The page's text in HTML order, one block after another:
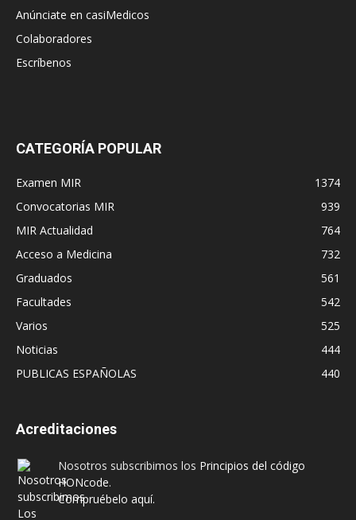
Anúnciate en casiMedicos
Colaboradores
Escríbenos
CATEGORÍA POPULAR
Examen MIR
1374
Convocatorias MIR
939
MIR Actualidad
764
Acceso a Medicina
732
Graduados
561
Facultades
542
Varios
525
Noticias
444
PUBLICAS ESPAÑOLAS
440
Acreditaciones
Nosotros subscribimos los Principios del código
HONcode.
Compruébelo aquí.